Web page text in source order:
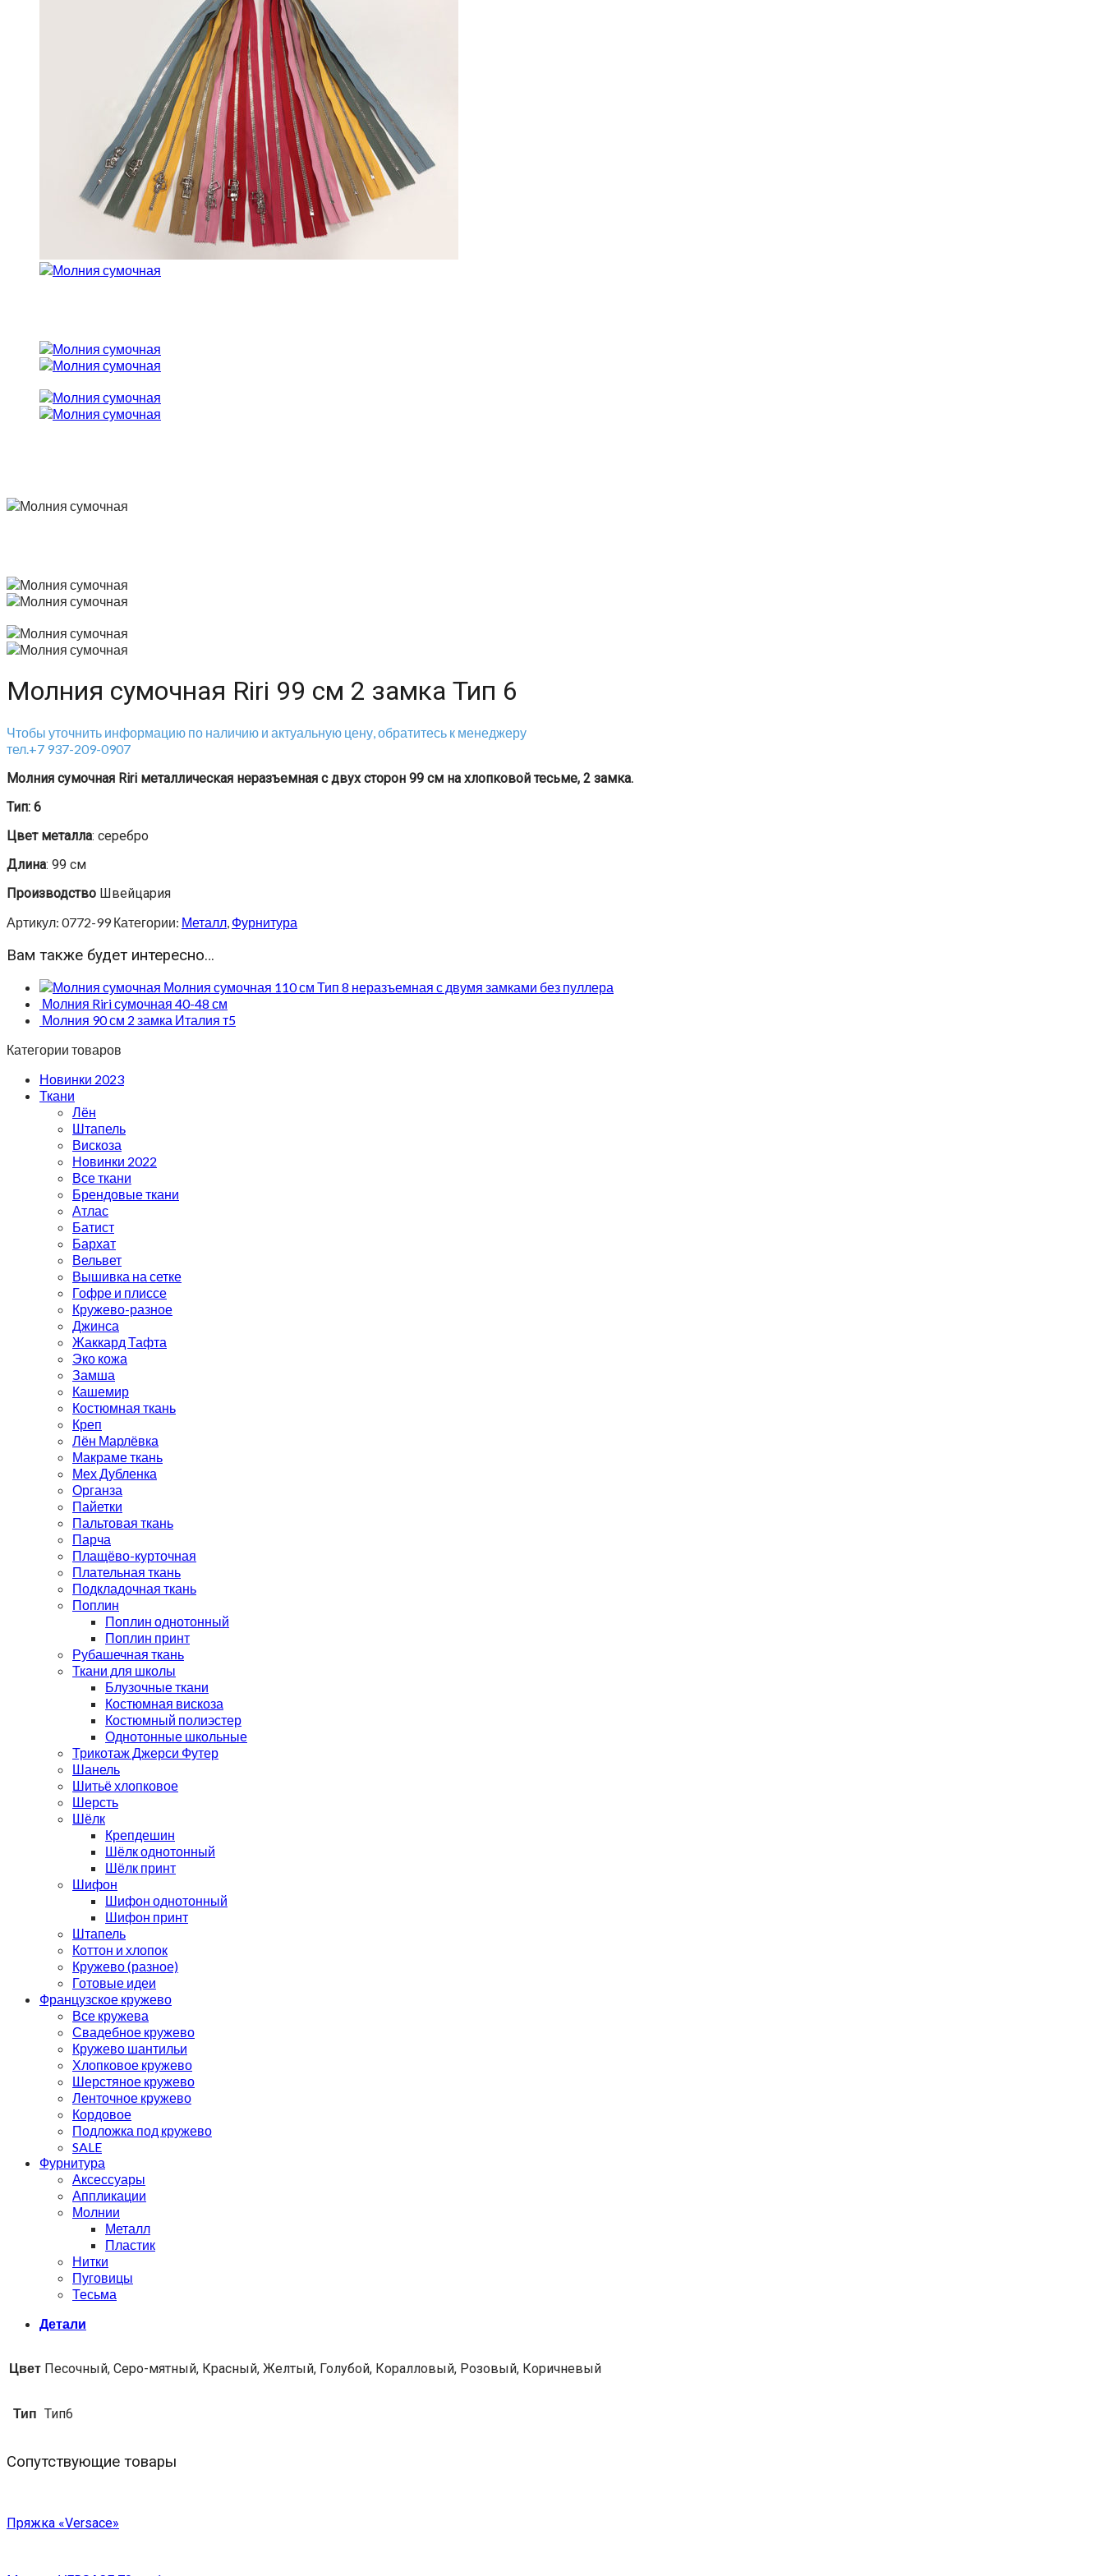
Молния сумочная Riri 99 см 2 замка Тип 6
Чтобы уточнить информацию по наличию и актуальную цену, обратитесь к менеджеру
тел.+7 937-209-0907
Молния сумочная Riri металлическая неразъемная с двух сторон 99 см на хлопковой тесьме, 2 замка.
Тип: 6
Цвет металла: серебро
Длина: 99 см
Производство Швейцария
Артикул: 0772-99 Категории: Металл, Фурнитура
Вам также будет интересно…
Молния сумочная 110 см Тип 8 неразъемная с двумя замками без пуллера
Молния Riri сумочная 40-48 см
Молния 90 см 2 замка Италия т5
Категории товаров
Новинки 2023
Ткани
Лён
Штапель
Вискоза
Новинки 2022
Все ткани
Брендовые ткани
Атлас
Батист
Бархат
Вельвет
Вышивка на сетке
Гофре и плиссе
Кружево-разное
Джинса
Жаккард Тафта
Эко кожа
Замша
Кашемир
Костюмная ткань
Креп
Лён Марлёвка
Макраме ткань
Мех Дубленка
Органза
Пайетки
Пальтовая ткань
Парча
Плащёво-курточная
Плательная ткань
Подкладочная ткань
Поплин
Поплин однотонный
Поплин принт
Рубашечная ткань
Ткани для школы
Блузочные ткани
Костюмная вискоза
Костюмный полиэстер
Однотонные школьные
Трикотаж Джерси Футер
Шанель
Шитьё хлопковое
Шерсть
Шёлк
Крепдешин
Шёлк однотонный
Шёлк принт
Шифон
Шифон однотонный
Шифон принт
Штапель
Коттон и хлопок
Кружево (разное)
Готовые идеи
Французское кружево
Все кружева
Свадебное кружево
Кружево шантильи
Хлопковое кружево
Шерстяное кружево
Ленточное кружево
Кордовое
Подложка под кружево
SALE
Фурнитура
Аксессуары
Аппликации
Молнии
Металл
Пластик
Нитки
Пуговицы
Тесьма
Детали
Цвет Песочный, Серо-мятный, Красный, Желтый, Голубой, Коралловый, Розовый, Коричневый
Тип Тип6
Сопутствующие товары
Пряжка «Versace»